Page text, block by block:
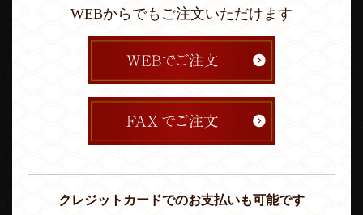
WEBからでもご注文いただけます
クレジットカードでのお支払いも可能です